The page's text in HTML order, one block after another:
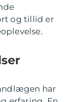
og tillid er
har